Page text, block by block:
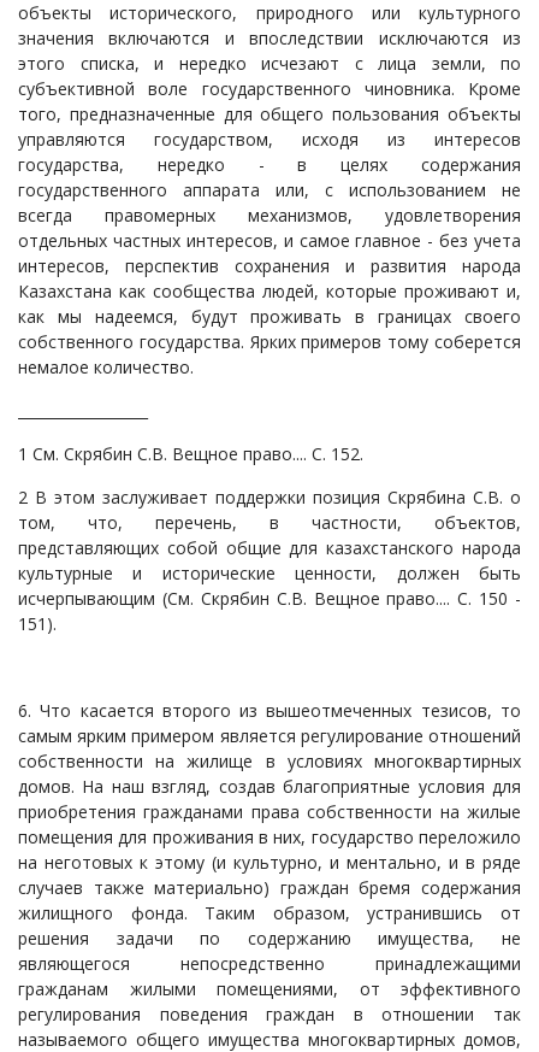
объекты исторического, природного или культурного
значения включаются и впоследствии исключаются из
этого списка, и нередко исчезают с лица земли, по
субъективной воле государственного чиновника. Кроме
того, предназначенные для общего пользования объекты
управляются государством, исходя из интересов
государства, нередко - в целях содержания
государственного аппарата или, с использованием не
всегда правомерных механизмов, удовлетворения
отдельных частных интересов, и самое главное - без учета
интересов, перспектив сохранения и развития народа
Казахстана как сообщества людей, которые проживают и,
как мы надеемся, будут проживать в границах своего
собственного государства. Ярких примеров тому соберется
немалое количество.
1 См. Скрябин С.В. Вещное право.... С. 152.
2 В этом заслуживает поддержки позиция Скрябина С.В. о
том, что, перечень, в частности, объектов,
представляющих собой общие для казахстанского народа
культурные и исторические ценности, должен быть
исчерпывающим (См. Скрябин С.В. Вещное право.... С. 150 -
151).
6. Что касается второго из вышеотмеченных тезисов, то
самым ярким примером является регулирование отношений
собственности на жилище в условиях многоквартирных
домов. На наш взгляд, создав благоприятные условия для
приобретения гражданами права собственности на жилые
помещения для проживания в них, государство переложило
на неготовых к этому (и культурно, и ментально, и в ряде
случаев также материально) граждан бремя содержания
жилищного фонда. Таким образом, устранившись от
решения задачи по содержанию имущества, не
являющегося непосредственно принадлежащими
гражданам жилыми помещениями, от эффективного
регулирования поведения граждан в отношении так
называемого общего имущества многоквартирных домов,